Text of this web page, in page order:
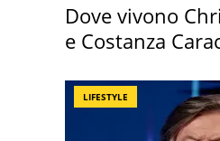
Dove vivono
e Costanza
LIFESTYLE